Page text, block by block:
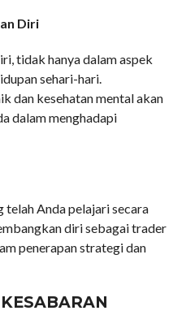
Diri
tidak hanya dalam aspek
sehari-hari.
dan kesehatan mental akan
dalam menghadapi
Anda pelajari secara
diri sebagai trader
penerapan strategi dan